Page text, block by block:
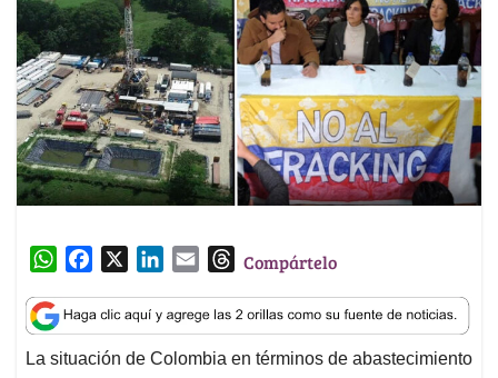
W
a
t
s
c
e
b
n
k
e
a
i
l
T
r
e
a
Compártelo
La situación de Colombia en términos de abastecimiento